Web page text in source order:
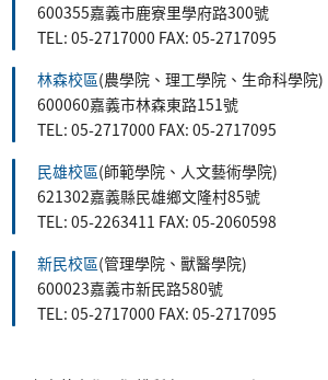
600355嘉義市鹿寮里學府路300號
TEL: 05-2717000 FAX: 05-2717095
林森校區(農學院、理工學院、生命科學院)
600060嘉義市林森東路151號
TEL: 05-2717000 FAX: 05-2717095
民雄校區(師範學院、人文藝術學院)
621302嘉義縣民雄鄉文隆村85號
TEL: 05-2263411 FAX: 05-2060598
新民校區(管理學院、獸醫學院)
600023嘉義市新民路580號
TEL: 05-2717000 FAX: 05-2717095